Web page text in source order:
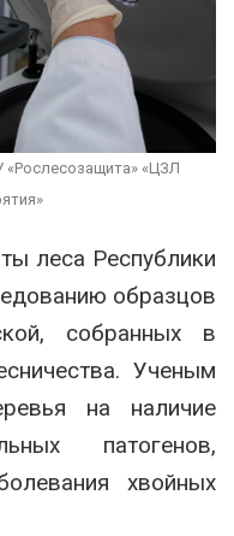
«ЦЗЛ
леса Республики
образцов
собранных в
Ученым
на наличие
патогенов,
хвойных